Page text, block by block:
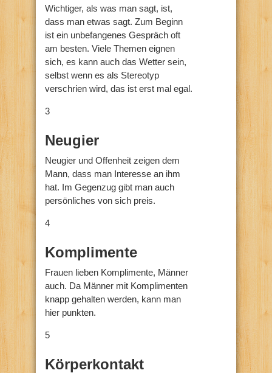
Wichtiger, als was man sagt, ist,
dass man etwas sagt. Zum Beginn
ist ein unbefangenes Gespräch oft
am besten. Viele Themen eignen
sich, es kann auch das Wetter sein,
selbst wenn es als Stereotyp
verschrien wird, das ist erst mal egal.
3
Neugier
Neugier und Offenheit zeigen dem
Mann, dass man Interesse an ihm
hat. Im Gegenzug gibt man auch
persönliches von sich preis.
4
Komplimente
Frauen lieben Komplimente, Männer
auch. Da Männer mit Komplimenten
knapp gehalten werden, kann man
hier punkten.
5
Körperkontakt